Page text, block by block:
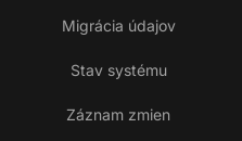
Migrácia údajov
Stav systému
Záznam zmien